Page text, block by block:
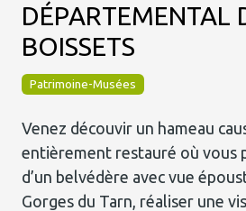
DÉPARTEMENTAL
BOISSETS
Patrimoine-Musées
Venez découvir un hameau
entièrement restauré où
d’un belvédère avec vue
Gorges du Tarn, réaliser une